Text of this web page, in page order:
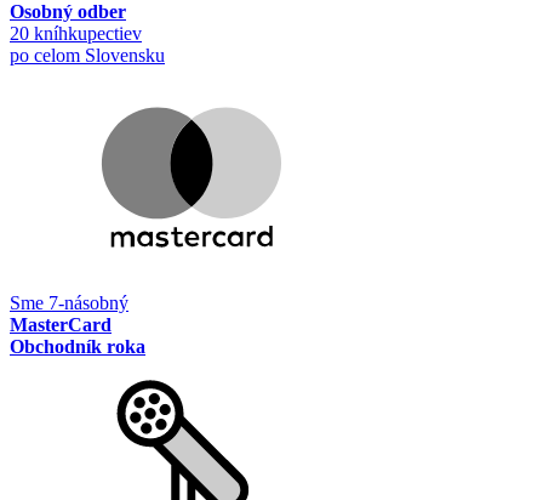
Osobný odber
20 kníhkupectiev
po celom Slovensku
Sme 7-násobný
MasterCard
Obchodník roka